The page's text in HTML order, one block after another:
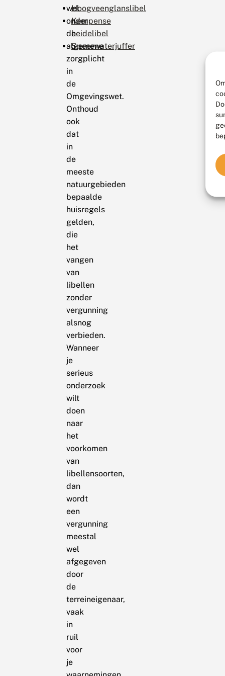
Hoogveenglanslibel
Kempense
heidelibel
Speerwaterjuffer
wel
onder
de
algemene
zorgplicht
in
de
Omgevingswet.
Onthoud
ook
dat
in
de
meeste
natuurgebieden
bepaalde
huisregels
gelden,
die
het
vangen
van
libellen
zonder
vergunning
alsnog
verbieden.
Wanneer
je
serieus
onderzoek
wilt
doen
naar
het
voorkomen
van
libellensoorten,
dan
wordt
een
vergunning
meestal
wel
afgegeven
door
de
terreineigenaar,
vaak
in
ruil
voor
je